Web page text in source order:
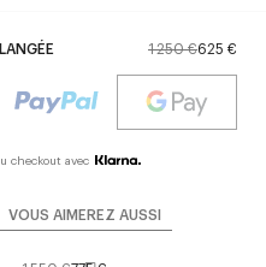
1 250 €625 €
checkout avec
VOUS AIMEREZ AUSSI